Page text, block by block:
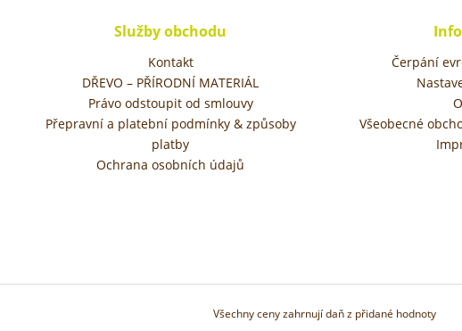
Služby obchodu
Kontakt
DŘEVO – PŘÍRODNÍ MATERIÁL
Právo odstoupit od smlouvy
Přepravní a platební podmínky & způsoby
platby
Ochrana osobních údajů
Čerpání
Všeobecné
Všechny ceny zahrnují daň z přidané hodnoty